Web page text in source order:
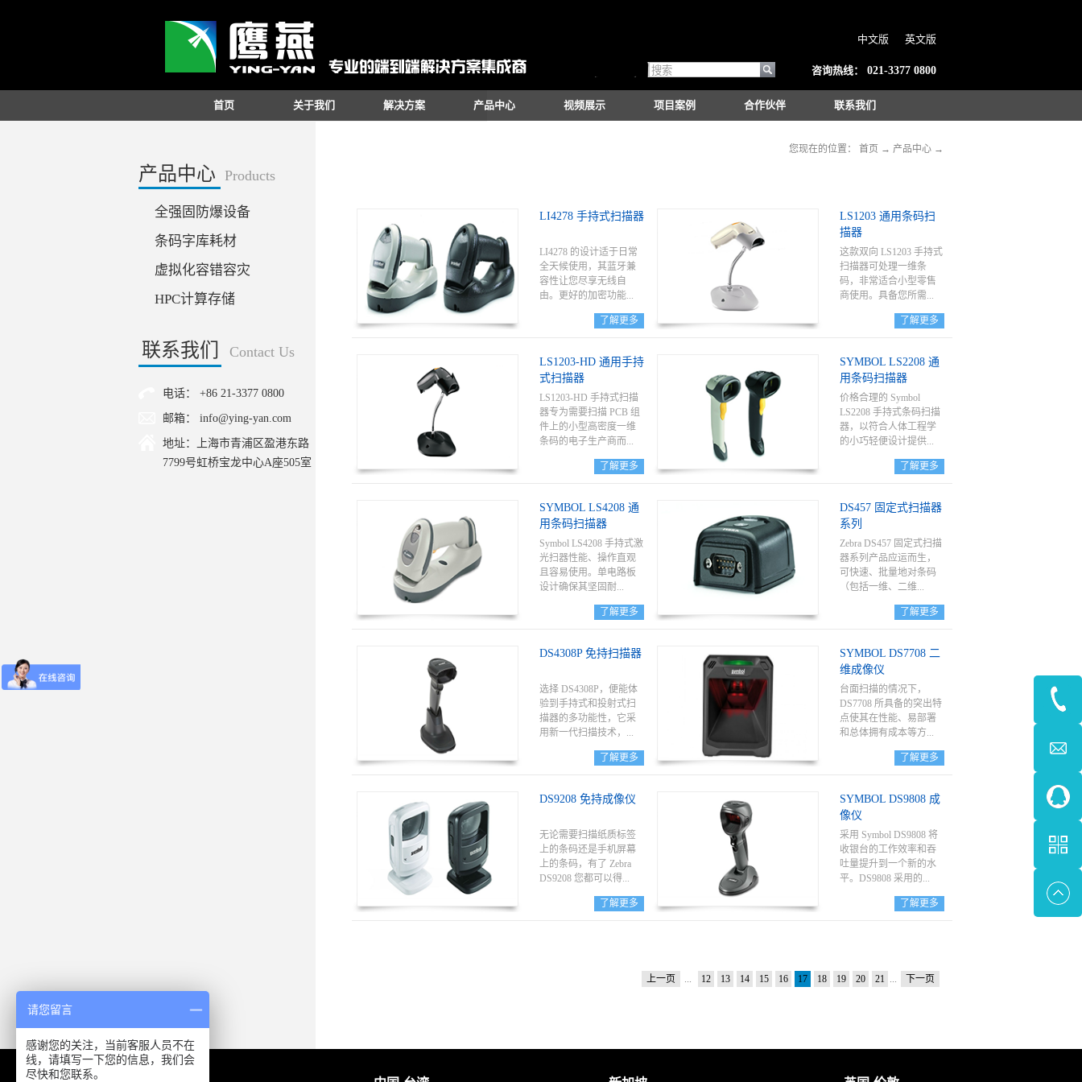
咨询热线： 021-3377 0800
中文版 英文版
首页 关于我们 解决方案 产品中心 视频展示 项目案例 合作伙伴 联系我们
您现在的位置： 首页 → 产品中心 →
产品中心 Products
全强固防爆设备
条码字库耗材
虚拟化容错容灾
HPC计算存储
联系我们 Contact Us
电话： +86 21-3377 0800
邮箱： info@ying-yan.com
地址：上海市青浦区盈港东路
7799号虹桥宝龙中心A座505室
LI4278 手持式扫描器
LI4278 的设计适于日常
全天候使用，其蓝牙兼
容性让您尽享无线自
由。更好的加密功能...
提供更佳的整体无线性
能。
了解更多
LS1203 通用条码扫
描器
这款双向 LS1203 手持式
扫描器可处理一维条
码，非常适合小型零售
商使用。具备您所需...
仓库的运作效率。
了解更多
LS1203-HD 通用手持
式扫描器
LS1203-HD 手持式扫描
器专为需要扫描 PCB 组
件上的小型高密度一维
条码的电子生产商而...
单板结构和耐用型扫描
元件，能显著减少停机
时间和维修费用，并有
多种接口确保与您现在
和未来的系统相连。
了解更多
SYMBOL LS2208 通
用条码扫描器
价格合理的 Symbol
LS2208 手持式条码扫描
器，以符合人体工程学
的小巧轻便设计提供...
力。宽工作范围 — 从近
距离到 17 英寸远 — 使
这款设备非常适合零
售、医院、教育或政府
环境。多板载接口确保
与多种主机系统的集
成。
了解更多
SYMBOL LS4208 通
用条码扫描器
Symbol LS4208 手持式激
光扫器性能、操作直观
且容易使用。单电路板
设计确保其坚固耐...
大限度提升用户使用的
舒适度。连续的一次性
光栅扫描模式、宽广的
工作范围和运动容错，
让数据采集变得非常轻
松，即使对新手也是如
了解更多
DS457 固定式扫描器
系列
Zebra DS457 固定式扫描
器系列产品应运而生，
可快速、批量地对条码
（包括一维、二维...
描。 无论是何种条码，
无论条形码是印在纸
上、刻于产品中还是显
示在移动电话屏幕上，
DS457 系列产品均可实
现快速准确地扫描。
了解更多
DS4308P 免持扫描器
选择 DS4308P，便能体
验到手持式和投射式扫
描器的多功能性，它采
用新一代扫描技术，...
了解更多
SYMBOL DS7708 二
维成像仪
台面扫描的情况下，
DS7708 所具备的突出特
点使其在性能、易部署
和总体拥有成本等方...
佼佼者。DS7708 都能轻
松扫描；包括一维、二
维、印制和电子条码。
了解更多
DS9208 免持成像仪
无论需要扫描纸质标签
上的条码还是手机屏幕
上的条码，有了 Zebra
DS9208 您都可以得...
了解更多
SYMBOL DS9808 成
像仪
采用 Symbol DS9808 将
收银台的工作效率和吞
吐量提升到一个新的水
平。DS9808 采用的...
了多用途性、功能性及
了解更多
上一页 ... 12 13 14 15 16 17 18 19 20 21 ... 下一页
请您留言
感谢您的关注，当前客服人员不在
线，请填写一下您的信息，我们会
尽快和您联系。